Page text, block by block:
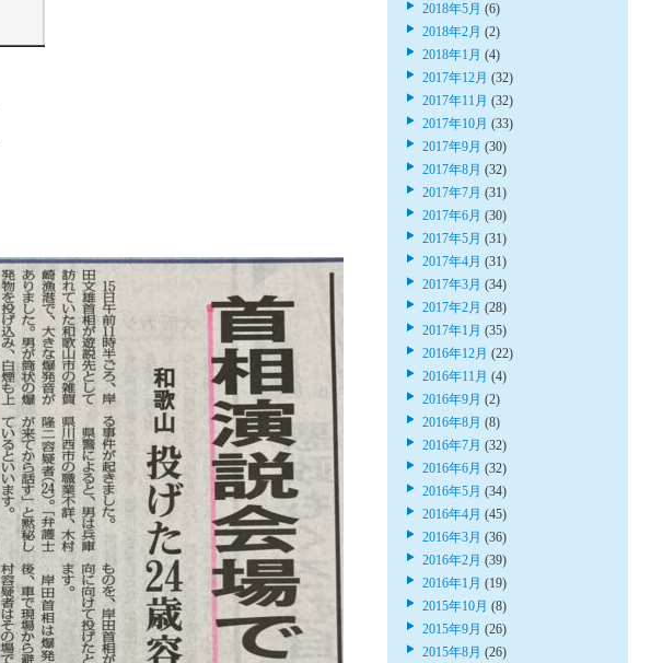
2018年5月 (6)
2018年2月 (2)
2018年1月 (4)
2017年12月 (32)
2017年11月 (32)
2017年10月 (33)
2017年9月 (30)
2017年8月 (32)
2017年7月 (31)
2017年6月 (30)
2017年5月 (31)
2017年4月 (31)
2017年3月 (34)
2017年2月 (28)
2017年1月 (35)
2016年12月 (22)
2016年11月 (4)
2016年9月 (2)
2016年8月 (8)
2016年7月 (32)
2016年6月 (32)
2016年5月 (34)
2016年4月 (45)
2016年3月 (36)
2016年2月 (39)
2016年1月 (19)
2015年10月 (8)
2015年9月 (26)
2015年8月 (26)